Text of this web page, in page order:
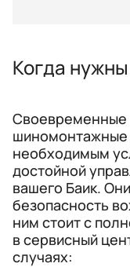
Когда
Своевременные
шиномонтажные
необходимым
достойной
вашего Баик.
безопасность
ним стоит с
в сервисный
случаях: